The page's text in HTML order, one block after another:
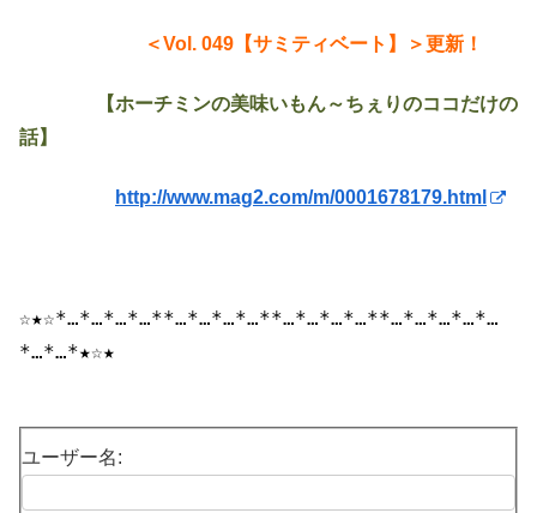
＜Vol. 049【サミティベート】＞更新！
【ホーチミンの美味いもん～ちぇりのココだけの
話】
http://www.mag2.com/m/0001678179.html
☆★☆*…*…*…*…**…*…*…*…**…*…*…*…**…*…*…*…*…
*…*…*★☆★
ユーザー名: